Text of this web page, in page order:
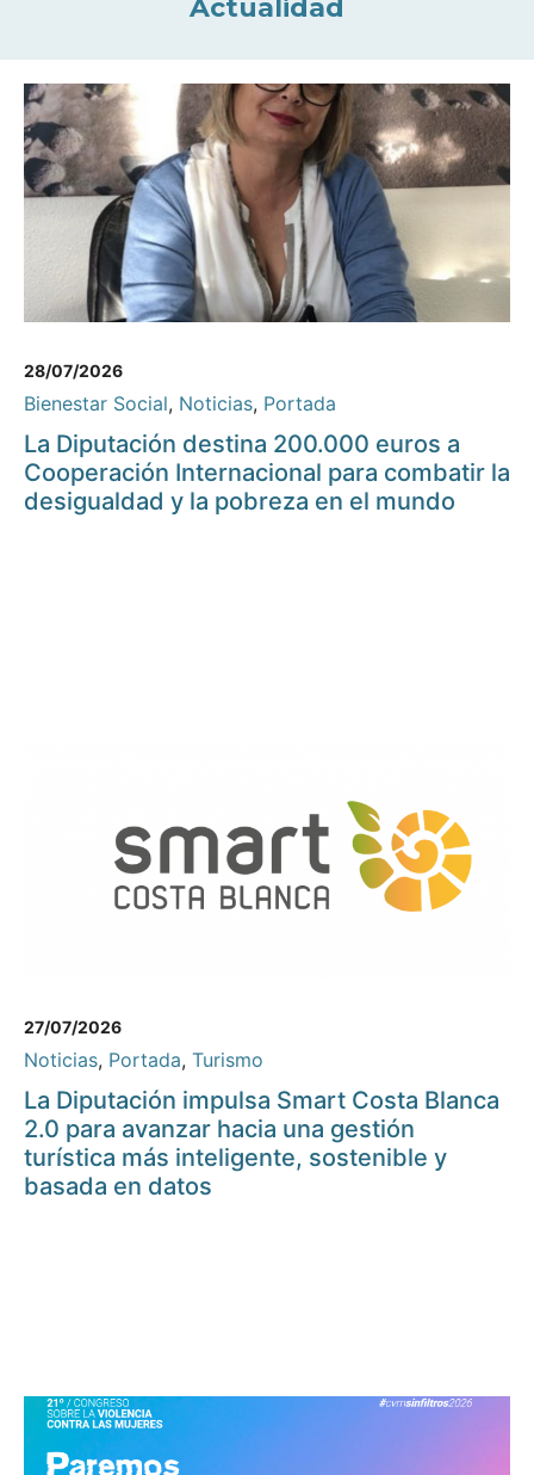
Actualidad
28/07/2026
Bienestar Social, Noticias, Portada
La Diputación destina 200.000 euros a
Cooperación Internacional para combatir la
desigualdad y la pobreza en el mundo
27/07/2026
Noticias, Portada, Turismo
La Diputación impulsa Smart Costa Blanca
2.0 para avanzar hacia una gestión
turística más inteligente, sostenible y
basada en datos